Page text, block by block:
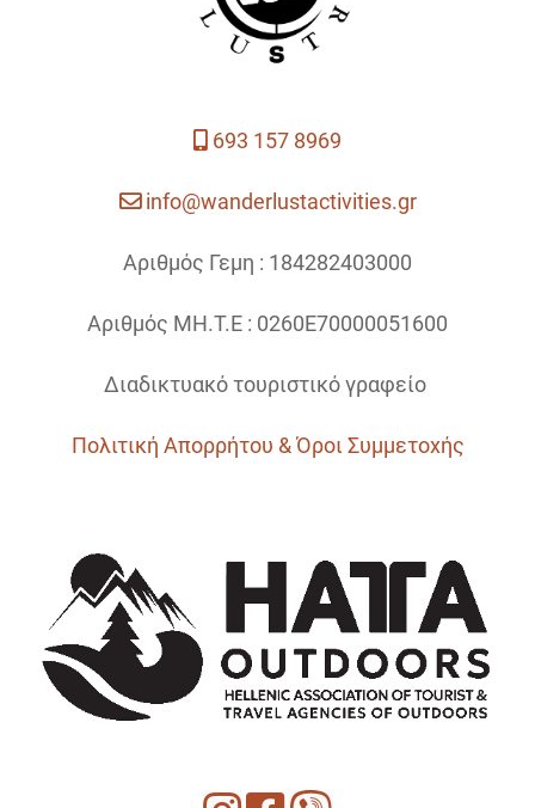
693 157 8969
info@wanderlustactivities.gr
Αριθμός Γεμη : 184282403000
Αριθμός ΜΗ.Τ.Ε : 0260Ε70000051600
Διαδικτυακό τουριστικό γραφείο
Πολιτική Απορρήτου & Όροι Συμμετοχής